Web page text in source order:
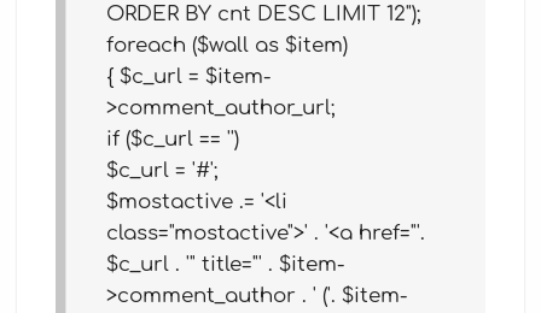
ORDER BY cnt DESC LIMIT 12");
foreach ($wall as $item)
{ $c_url = $item-
>comment_author_url;
if ($c_url == '')
$c_url = '#';
$mostactive .= '<li
class="mostactive">' . '<a href="'.
$c_url . '" title="' . $item-
>comment_author . ' ('. $item-